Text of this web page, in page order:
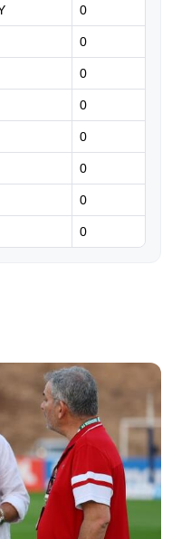
στο ταμείο
από τη μεταγραφή
Παλέρμο
0
0
0
0
0
0
0
0